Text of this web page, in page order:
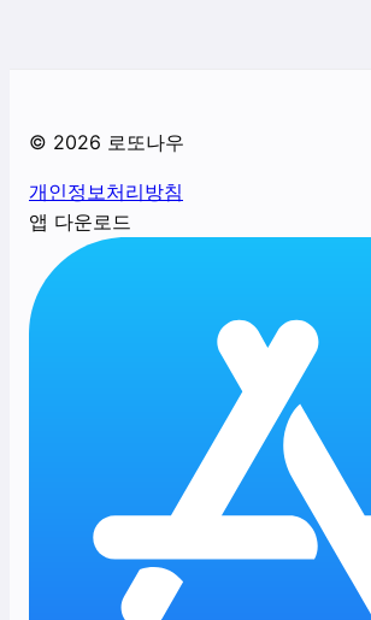
© 2026 로또나우
개인정보처리방침
앱 다운로드